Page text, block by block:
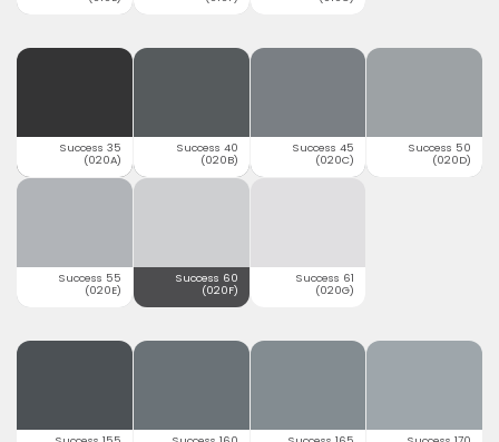
Success 35
(020A)
Success 40
(020B)
Success 45
(020C)
Success 50
(020D)
Success 55
(020E)
Success 60
(020F)
Success 61
(020G)